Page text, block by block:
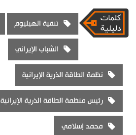
تنقية الهيليوم
الشباب الإيراني
نظمة الطاقة الذرية الإيرانية
رئيس منظمة الطاقة الذرية الإيرانية
محمد إسلامي